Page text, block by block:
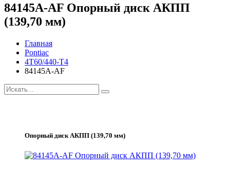
84145A-AF Опорный диск АКПП
(139,70 мм)
Главная
Pontiac
4T60/440-T4
84145A-AF
Опорный диск АКПП (139,70 мм)